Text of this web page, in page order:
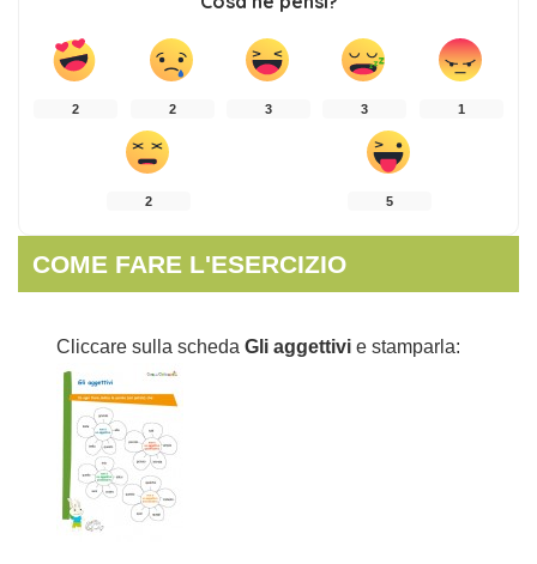
2 2 3 3 1
2 5
COME FARE L'ESERCIZIO
Cliccare sulla scheda Gli aggettivi e stamparla: